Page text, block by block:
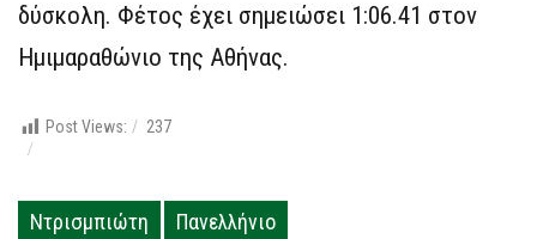
δύσκολη. Φέτος έχει σημειώσει 1:06.41 στον
Ημιμαραθώνιο της Αθήνας.
Post Views: 237
Ντρισμπιώτη Πανελλήνιο